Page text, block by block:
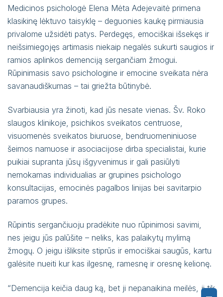
Medicinos psichologė Elena Mėta Adejevaitė primena
klasikinę lėktuvo taisyklę – deguonies kaukę pirmiausia
privalome užsidėti patys. Perdegęs, emociškai išsekęs ir
neišsimiegojęs artimasis niekaip negalės sukurti saugios ir
ramios aplinkos demenciją sergančiam žmogui.
Rūpinimasis savo psichologine ir emocine sveikata nėra
savanaudiškumas – tai griežta būtinybė.
Svarbiausia yra žinoti, kad jūs nesate vienas. Šv. Roko
slaugos klinikoje, psichikos sveikatos centruose,
visuomenės sveikatos biuruose, bendruomeniniuose
šeimos namuose ir asociacijose dirba specialistai, kurie
puikiai supranta jūsų išgyvenimus ir gali pasiūlyti
nemokamas individualias ar grupines psichologo
konsultacijas, emocinės pagalbos linijas bei savitarpio
paramos grupes.
Rūpintis sergančiuoju pradėkite nuo rūpinimosi savimi,
nes jeigu jūs palūšite – neliks, kas palaikytų mylimą
žmogų. O jeigu išliksite stiprūs ir emociškai saugūs, kartu
galėsite nueiti kur kas ilgesnę, ramesnę ir oresnę kelionę.
“Demencija keičia daug ką, bet ji nepanaikina meilės, ji tik